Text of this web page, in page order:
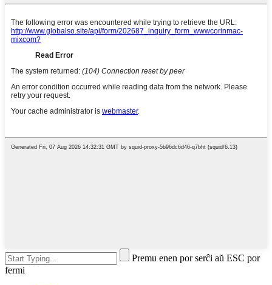
Premu enen por serĉi aŭ ESC por
fermi